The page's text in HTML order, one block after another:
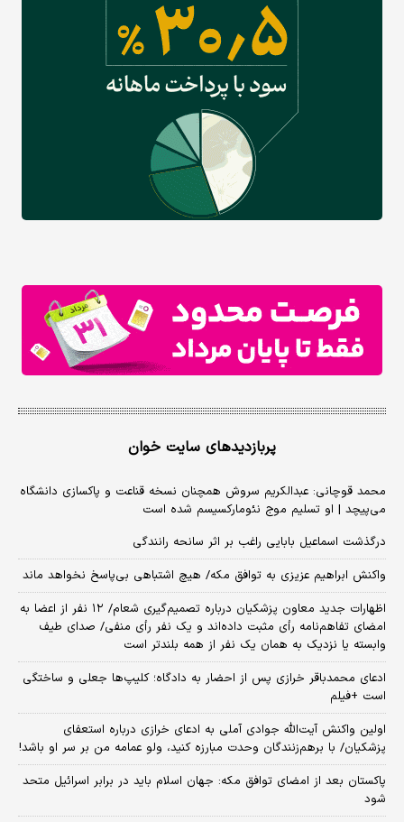
پربازدیدهای سایت خوان
محمد قوچانی: عبدالکریم سروش همچنان نسخه قناعت و پاکسازی دانشگاه
می‌پیچد | او تسلیم موج نئومارکسیسم شده است
درگذشت اسماعیل بابایی راغب بر اثر سانحه رانندگی
واکنش ابراهیم عزیزی به توافق مکه/ هیچ اشتباهی بی‌پاسخ نخواهد ماند
اظهارات جدید معاون پزشکیان درباره تصمیم‌گیری شعام/ ۱۲ نفر از اعضا به
امضای تفاهم‌نامه رأی مثبت داده‌اند و یک نفر رأی منفی/ صدای طیف
وابسته یا نزدیک به همان یک نفر از همه بلندتر است
ادعای محمدباقر خرازی پس از احضار به دادگاه؛ کلیپ‌ها جعلی و ساختگی
است +فیلم
اولین واکنش آیت‌الله جوادی آملی به ادعای خرازی درباره استعفای
پزشکیان/ با برهم‌زنندگان وحدت مبارزه کنید، ولو عمامه من بر سر او باشد!
پاکستان بعد از امضای توافق مکه: جهان اسلام باید در برابر اسرائیل متحد
شود